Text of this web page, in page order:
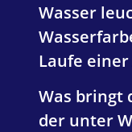
Wasser
Laufe
Was bringt
der unter